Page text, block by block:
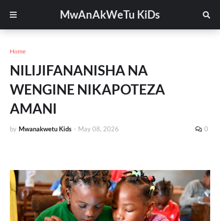
MwAnAkWeTu KiDs
Home
NILIJIFANANISHA NA
WENGINE NIKAPOTEZA
AMANI
by Mwanakwetu Kids - May 08, 2026 0